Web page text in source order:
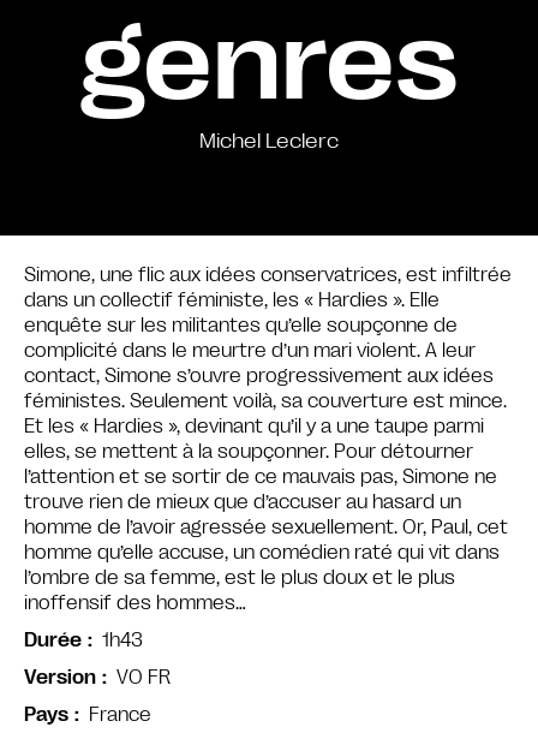
genres
Michel Leclerc
Simone, une flic aux idées conservatrices, est infiltrée
dans un collectif féministe, les « Hardies ». Elle
enquête sur les militantes qu’elle soupçonne de
complicité dans le meurtre d’un mari violent. A leur
contact, Simone s’ouvre progressivement aux idées
féministes. Seulement voilà, sa couverture est mince.
Et les « Hardies », devinant qu’il y a une taupe parmi
elles, se mettent à la soupçonner. Pour détourner
l’attention et se sortir de ce mauvais pas, Simone ne
trouve rien de mieux que d’accuser au hasard un
homme de l’avoir agressée sexuellement. Or, Paul, cet
homme qu’elle accuse, un comédien raté qui vit dans
l’ombre de sa femme, est le plus doux et le plus
inoffensif des hommes…
Durée
1h43
Version
VO FR
Pays
France